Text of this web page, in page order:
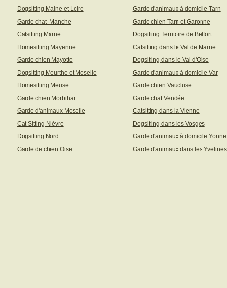
Dogsitting Maine et Loire
Garde d'animaux à domicile Tarn
Garde chat Manche
Garde chien Tarn et Garonne
Catsitting Marne
Dogsitting Territoire de Belfort
Homesitting Mayenne
Catsitting dans le Val de Marne
Garde chien Mayotte
Dogsitting dans le Val d'Oise
Dogsitting Meurthe et Moselle
Garde d'animaux à domicile Var
Homesitting Meuse
Garde chien Vaucluse
Garde chien Morbihan
Garde chat Vendée
Garde d'animaux Moselle
Catsitting dans la Vienne
Cat Sitting Nièvre
Dogsitting dans les Vosges
Dogsitting Nord
Garde d'animaux à domicile Yonne
Garde de chien Oise Garde d'animaux dans les Yvelines